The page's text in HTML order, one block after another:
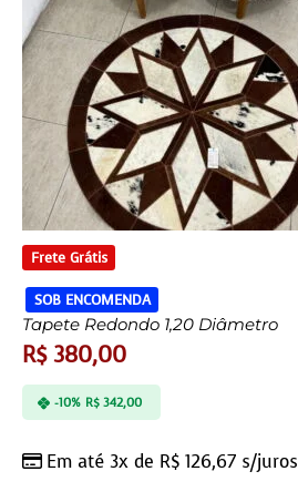
Frete Grátis
SOB ENCOMENDA
Tapete Redondo 1,20 Diâmetro
R$380,00
Em até 3x de R$ 126,67 s/juros
-10% R$342,00